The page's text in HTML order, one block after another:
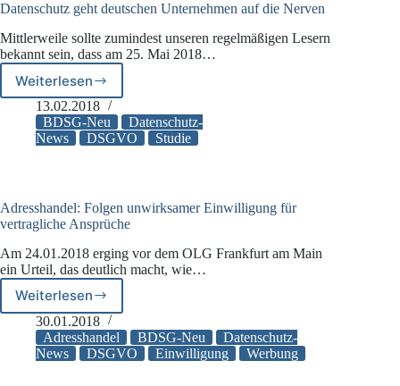
Datenschutz geht deutschen Unternehmen auf die Nerven
Mittlerweile sollte zumindest unseren regelmäßigen Lesern
bekannt sein, dass am 25. Mai 2018…
WeiterlesenDatenschutz
geht
deutschen
Unternehmen
13.02.2018
BDSG-Neu
Datenschutz-
News
DSGVO Studie
Adresshandel: Folgen unwirksamer Einwilligung für
vertragliche Ansprüche
Am 24.01.2018 erging vor dem OLG Frankfurt am Main
ein Urteil, das deutlich macht, wie…
WeiterlesenAdresshandel:
Folgen
unwirksamer
Einwilligung
30.01.2018
Adresshandel
BDSG-Neu
Datenschutz-
News
DSGVO Einwilligung Werbung